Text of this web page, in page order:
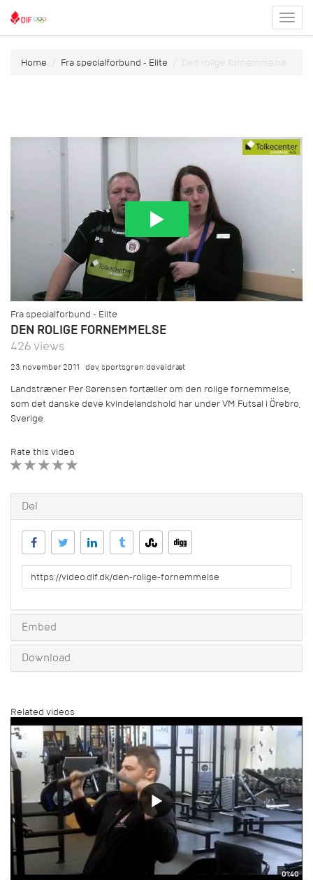
menu
Home Fra specialforbund - Elite Den rolige fornemmelse
Fra specialforbund - Elite
DEN ROLIGE FORNEMMELSE
426 views
23. november 2011 døv,sportsgren:døveidræt
Landstræner Per Sørensen fortæller om den rolige fornemmelse,
som det danske døve kvindelandshold har under VM Futsal i Örebro,
Sverige.
Rate this video
Del
URL
to
Embed
Download
Related videos
01:40